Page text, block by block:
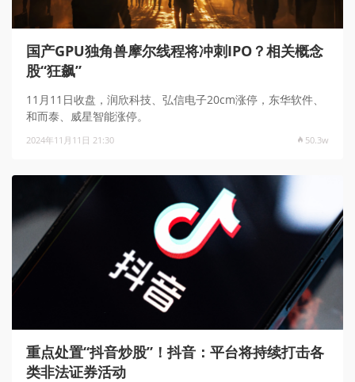
国产GPU独角兽摩尔线程将冲刺IPO？相关概念
股“狂飙”
11月11日收盘，润欣科技、弘信电子20cm涨停，东华软件、
和而泰、威星智能涨停。
2024年11月11日 21:30 50.3w
重点处置“抖音炒股”！抖音：平台将持续打击各
类非法证券活动